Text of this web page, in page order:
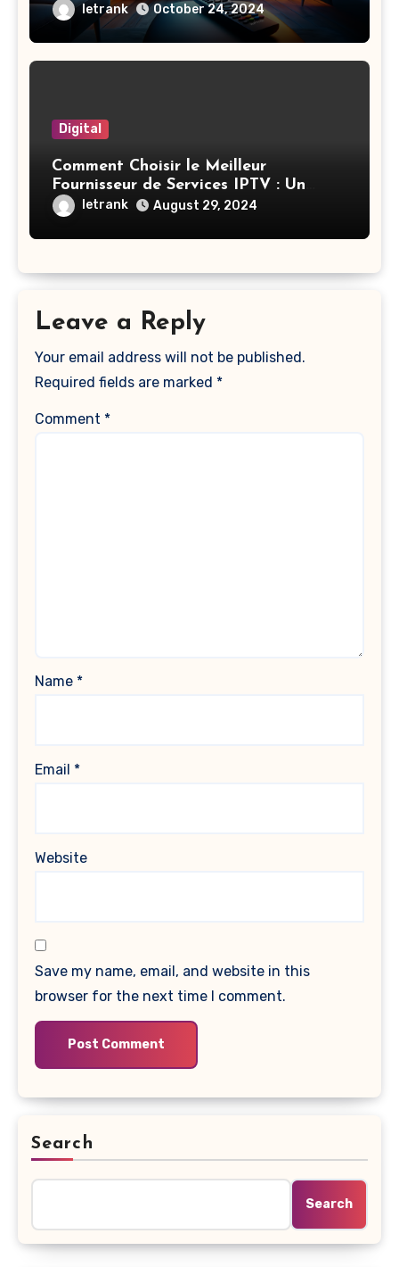
letrank October 24, 2024
Digital
Comment Choisir le Meilleur
Fournisseur de Services IPTV : Un
Guide Complet
letrank August 29, 2024
Leave a Reply
Your email address will not be published.
Required fields are marked *
Comment *
Name *
Email *
Website
Save my name, email, and website in this
browser for the next time I comment.
Search
Search